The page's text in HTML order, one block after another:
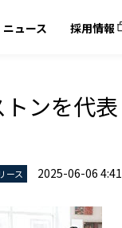
ニュース 採用情報
トンを代表
ース 2025-06-06 4:41